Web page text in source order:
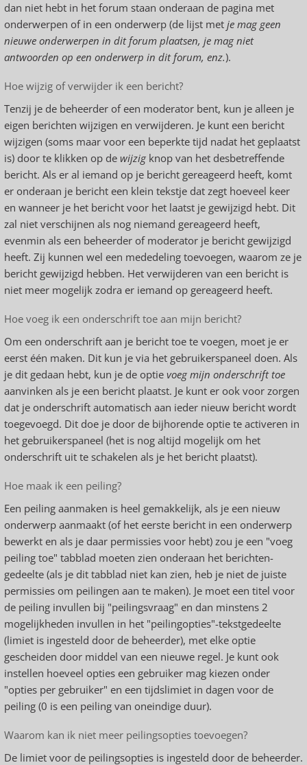
dan niet hebt in het forum staan onderaan de pagina met
onderwerpen of in een onderwerp (de lijst met je mag geen
nieuwe onderwerpen in dit forum plaatsen, je mag niet
antwoorden op een onderwerp in dit forum, enz.).
Hoe wijzig of verwijder ik een bericht?
Tenzij je de beheerder of een moderator bent, kun je alleen je
eigen berichten wijzigen en verwijderen. Je kunt een bericht
wijzigen (soms maar voor een beperkte tijd nadat het geplaatst
is) door te klikken op de wijzig knop van het desbetreffende
bericht. Als er al iemand op je bericht gereageerd heeft, komt
er onderaan je bericht een klein tekstje dat zegt hoeveel keer
en wanneer je het bericht voor het laatst je gewijzigd hebt. Dit
zal niet verschijnen als nog niemand gereageerd heeft,
evenmin als een beheerder of moderator je bericht gewijzigd
heeft. Zij kunnen wel een mededeling toevoegen, waarom ze je
bericht gewijzigd hebben. Het verwijderen van een bericht is
niet meer mogelijk zodra er iemand op gereageerd heeft.
Hoe voeg ik een onderschrift toe aan mijn bericht?
Om een onderschrift aan je bericht toe te voegen, moet je er
eerst één maken. Dit kun je via het gebruikerspaneel doen. Als
je dit gedaan hebt, kun je de optie voeg mijn onderschrift toe
aanvinken als je een bericht plaatst. Je kunt er ook voor zorgen
dat je onderschrift automatisch aan ieder nieuw bericht wordt
toegevoegd. Dit doe je door de bijhorende optie te activeren in
het gebruikerspaneel (het is nog altijd mogelijk om het
onderschrift uit te schakelen als je het bericht plaatst).
Hoe maak ik een peiling?
Een peiling aanmaken is heel gemakkelijk, als je een nieuw
onderwerp aanmaakt (of het eerste bericht in een onderwerp
bewerkt en als je daar permissies voor hebt) zou je een "voeg
peiling toe" tabblad moeten zien onderaan het berichten-
gedeelte (als je dit tabblad niet kan zien, heb je niet de juiste
permissies om peilingen aan te maken). Je moet een titel voor
de peiling invullen bij "peilingsvraag" en dan minstens 2
mogelijkheden invullen in het "peilingopties"-tekstgedeelte
(limiet is ingesteld door de beheerder), met elke optie
gescheiden door middel van een nieuwe regel. Je kunt ook
instellen hoeveel opties een gebruiker mag kiezen onder
"opties per gebruiker" en een tijdslimiet in dagen voor de
peiling (0 is een peiling van oneindige duur).
Waarom kan ik niet meer peilingsopties toevoegen?
De limiet voor de peilingsopties is ingesteld door de beheerder.